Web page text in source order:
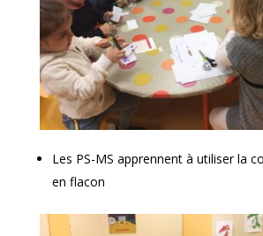
Les PS-MS apprennent à utiliser la
en flacon